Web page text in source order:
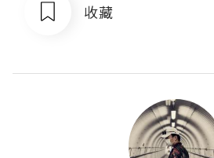
收藏